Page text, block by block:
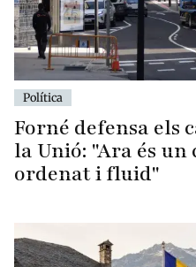
Política
Forné defensa els
la Unió: "Ara és
ordenat i fluid"